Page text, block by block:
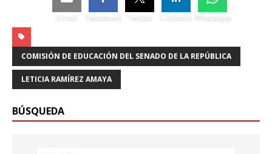
Email Facebook Twitter Linkedin Whatsapp
COMISIÓN DE EDUCACIÓN DEL SENADO DE LA REPÚBLICA
LETICIA RAMÍREZ AMAYA
BÚSQUEDA